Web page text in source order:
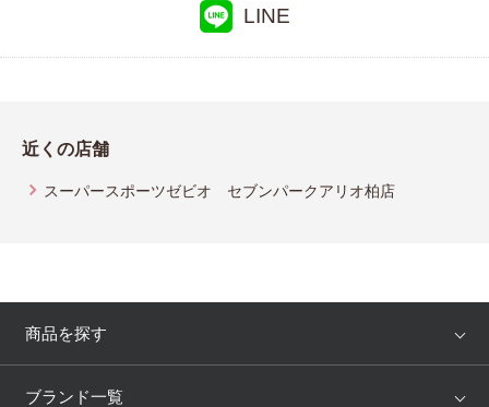
LINE
近くの店舗
スーパースポーツゼビオ セブンパークアリオ柏店
商品を探す
アイテム
ブランド一覧